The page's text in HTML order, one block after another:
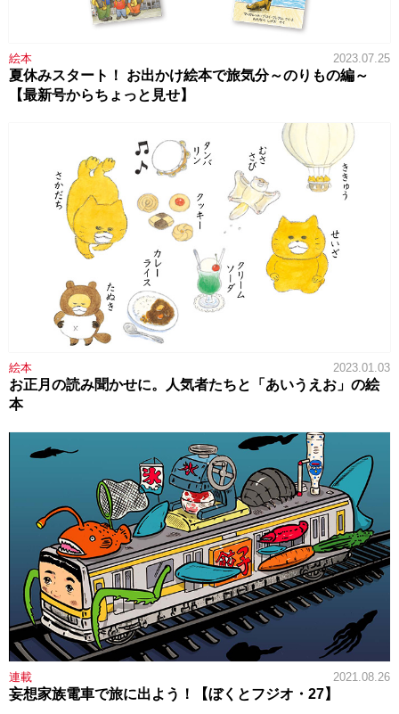
絵本 2023.07.25
夏休みスタート！ お出かけ絵本で旅気分～のりもの編～
【最新号からちょっと見せ】
絵本 2023.01.03
お正月の読み聞かせに。人気者たちと「あいうえお」の絵
本
連載 2021.08.26
妄想家族電車で旅に出よう！【ぼくとフジオ・27】